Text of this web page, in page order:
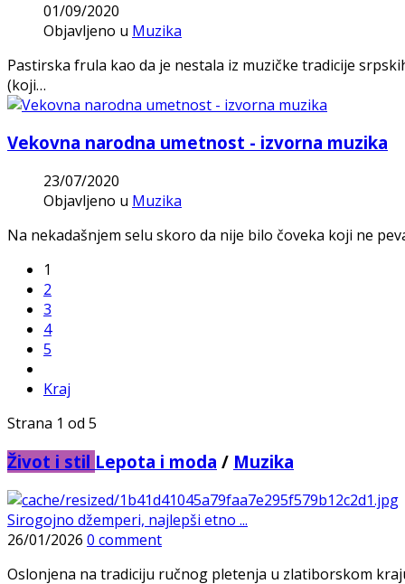
01/09/2020
Objavljeno u Muzika
Pastirska frula kao da je nestala iz muzičke tradicije
(koji…
Vekovna narodna umetnost - izvorna muzika
23/07/2020
Objavljeno u Muzika
Na nekadašnjem selu skoro da nije bilo čoveka koji ne
1
2
3
4
5
Kraj
Strana 1 od 5
Život i stil Lepota i moda / Muzika
Sirogojno džemperi, najlepši etno ...
26/01/2026 0 comment
Oslonjena na tradiciju ručnog pletenja u zlatiborskom